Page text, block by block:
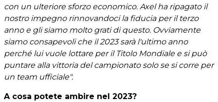
con un ulteriore sforzo economico. Axel ha ripagato il
nostro impegno rinnovandoci la fiducia per il terzo
anno e gli siamo molto grati di questo. Ovviamente
siamo consapevoli che il 2023 sarà l'ultimo anno
perché lui vuole lottare per il Titolo Mondiale e si può
puntare alla vittoria del campionato solo se si corre per
un team ufficiale".
A cosa potete ambire nel 2023?